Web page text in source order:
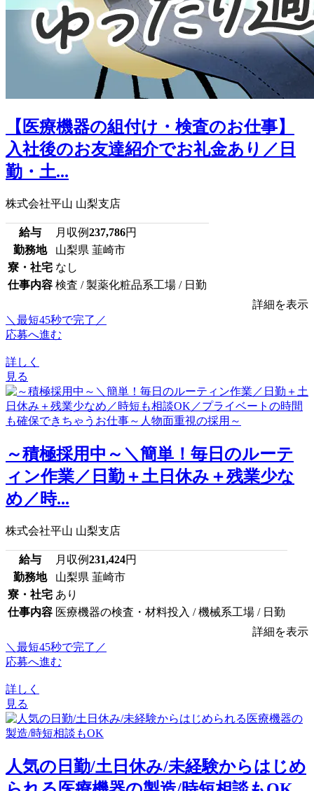
【医療機器の組付け・検査のお仕事】
入社後のお友達紹介でお礼金あり／日
勤・土...
株式会社平山 山梨支店
給与 月収例237,786円
勤務地
山梨県 韮崎市
寮・社宅 なし
仕事内容 検査 / 製薬化粧品系工場 / 日勤
詳細を表示
＼最短45秒で完了／
応募へ進む
詳しく
見る
～積極採用中～＼簡単！毎日のルーテ
ィン作業／日勤＋土日休み＋残業少な
め／時...
株式会社平山 山梨支店
給与 月収例231,424円
勤務地
山梨県 韮崎市
寮・社宅 あり
仕事内容 医療機器の検査・材料投入 / 機械系工場 / 日勤
詳細を表示
＼最短45秒で完了／
応募へ進む
詳しく
見る
人気の日勤/土日休み/未経験からはじめ